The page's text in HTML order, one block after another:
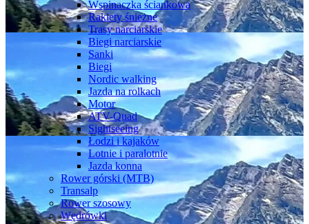
Wspinaczka ściankowa
Rakiety śnieżne
Trasy narciarskie
Biegi narciarskie
Sanki
Biegi
Nordic walking
Jazda na rolkach
Motor
ATV-Quad
Sightseeing
Łodzi i kajaków
Lotnie i paralotnie
Jazda konna
Rower górski (MTB)
Transalp
Rower szosowy
Wędrówki